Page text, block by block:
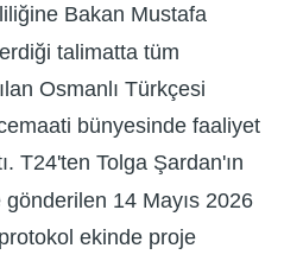
Bakan Mustafa
talimatta tüm
Osmanlı Türkçesi
bünyesinde faaliyet
T24'ten Tolga Şardan'ın
14 Mayıs 2026
ekinde proje